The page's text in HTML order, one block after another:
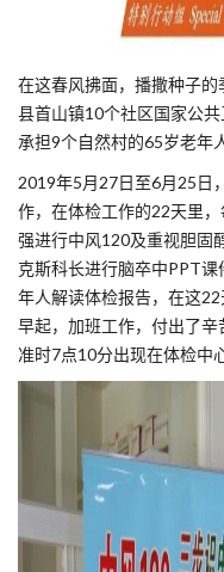
在这春风拂面，播撒种子
县首山镇10个社区国家公
承担9个自然村的65岁老年
2019年5月27日至6月25日
作，在体检工作的22天里
强进行中风120及重视胆固
克斯科长进行脑卒中PPT
年人解读体检报告，在这
早起，加班工作，付出了
准时7点10分出现在体检中